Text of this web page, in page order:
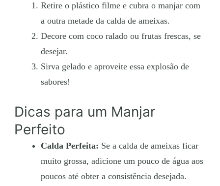
Retire o plástico filme e cubra o manjar com
a outra metade da calda de ameixas.
Decore com coco ralado ou frutas frescas, se
desejar.
Sirva gelado e aproveite essa explosão de
sabores!
Dicas para um Manjar
Perfeito
Calda Perfeita: Se a calda de ameixas ficar
muito grossa, adicione um pouco de água aos
poucos até obter a consistência desejada.